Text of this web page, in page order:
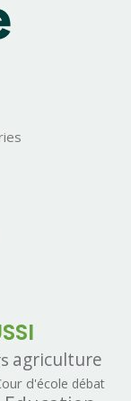
agriculture
d'école débat